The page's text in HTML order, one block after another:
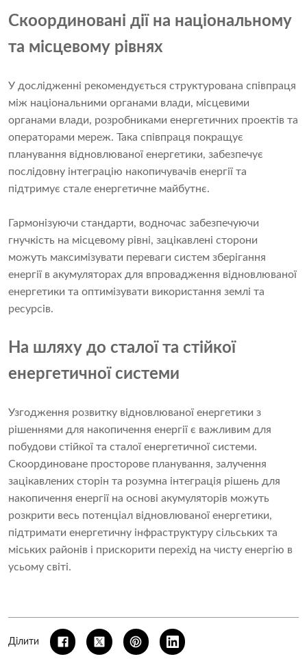
Скоординовані дії на національному
та місцевому рівнях
У дослідженні рекомендується структурована співпраця
між національними органами влади, місцевими
органами влади, розробниками енергетичних проектів та
операторами мереж. Така співпраця покращує
планування відновлюваної енергетики, забезпечує
послідовну інтеграцію накопичувачів енергії та
підтримує стале енергетичне майбутнє.
Гармонізуючи стандарти, водночас забезпечуючи
гнучкість на місцевому рівні, зацікавлені сторони
можуть максимізувати переваги систем зберігання
енергії в акумуляторах для впровадження відновлюваної
енергетики та оптимізувати використання землі та
ресурсів.
На шляху до сталої та стійкої
енергетичної системи
Узгодження розвитку відновлюваної енергетики з
рішеннями для накопичення енергії є важливим для
побудови стійкої та сталої енергетичної системи.
Скоординоване просторове планування, залучення
зацікавлених сторін та розумна інтеграція рішень для
накопичення енергії на основі акумуляторів можуть
розкрити весь потенціал відновлюваної енергетики,
підтримати енергетичну інфраструктуру сільських та
міських районів і прискорити перехід на чисту енергію в
усьому світі.
Ділити